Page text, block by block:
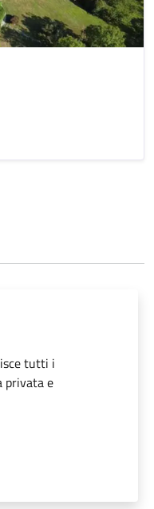
tutti i
privata e